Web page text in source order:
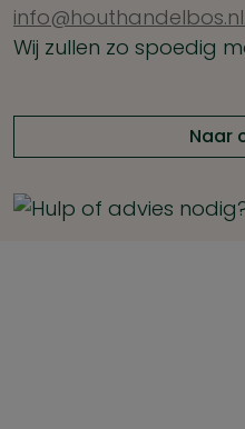
info@houthandelbos.nl.
Wij zullen zo spoedig
Naar